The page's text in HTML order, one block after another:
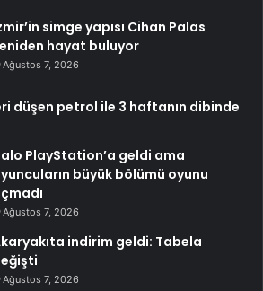
simge yapısı Cihan Palas
hayat buluyor
Ağustos 7, 2026
düşen petrol ile 3 haftanın dibinde
PlayStation’a geldi ama
büyük bölümü oyunu
Ağustos 7, 2026
indirim geldi: Tabela
Ağustos 7, 2026